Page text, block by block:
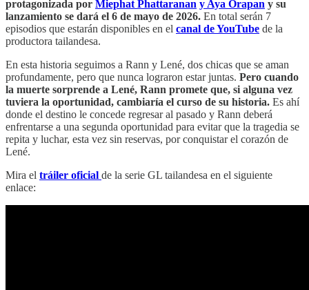
protagonizada por Miephat Phattaranan y Aya Orapan y su
lanzamiento se dará el 6 de mayo de 2026. En total serán 7
episodios que estarán disponibles en el canal de YouTube de la
productora tailandesa.
En esta historia seguimos a Rann y Lené, dos chicas que se aman
profundamente, pero que nunca lograron estar juntas. Pero cuando
la muerte sorprende a Lené, Rann promete que, si alguna vez
tuviera la oportunidad, cambiaría el curso de su historia. Es ahí
donde el destino le concede regresar al pasado y Rann deberá
enfrentarse a una segunda oportunidad para evitar que la tragedia se
repita y luchar, esta vez sin reservas, por conquistar el corazón de
Lené.
Mira el tráiler oficial de la serie GL tailandesa en el siguiente
enlace: